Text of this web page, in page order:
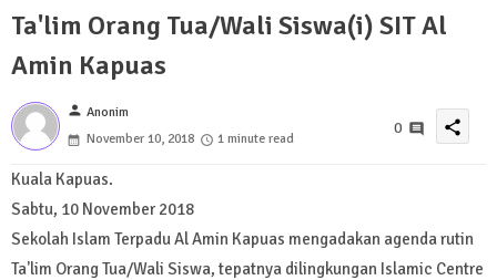
Ta'lim Orang Tua/Wali Siswa(i) SIT Al
Amin Kapuas
person Anonim
November 10, 2018
1 minute read
0 share
Kuala Kapuas.
Sabtu, 10 November 2018
Sekolah Islam Terpadu Al Amin Kapuas mengadakan agenda rutin
Ta'lim Orang Tua/Wali Siswa, tepatnya dilingkungan Islamic Centre